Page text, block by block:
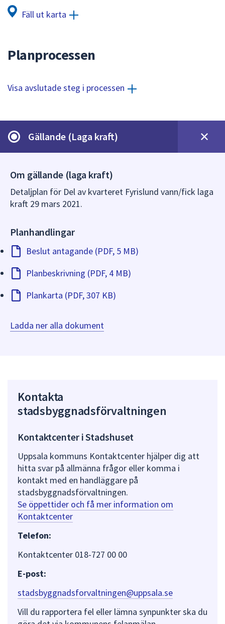
dem.
Fäll ut karta
Planprocessen
Visa avslutade steg i processen
Gällande (Laga kraft)
Om gällande (laga kraft)
Detaljplan för Del av kvarteret Fyrislund vann/fick laga
kraft 29 mars 2021.
Planhandlingar
Beslut antagande (PDF, 5 MB)
Planbeskrivning (PDF, 4 MB)
Plankarta (PDF, 307 KB)
Ladda ner alla dokument
Kontakta
stadsbyggnadsförvaltningen
Kontaktcenter i Stadshuset
Uppsala kommuns Kontaktcenter hjälper dig att
hitta svar på allmänna frågor eller komma i
kontakt med en handläggare på
stadsbyggnadsförvaltningen.
Se öppettider och få mer information om
Kontaktcenter
Telefon:
Kontaktcenter 018-727 00 00
E-post:
stadsbyggnadsforvaltningen@uppsala.se
Vill du rapportera fel eller lämna synpunkter ska du